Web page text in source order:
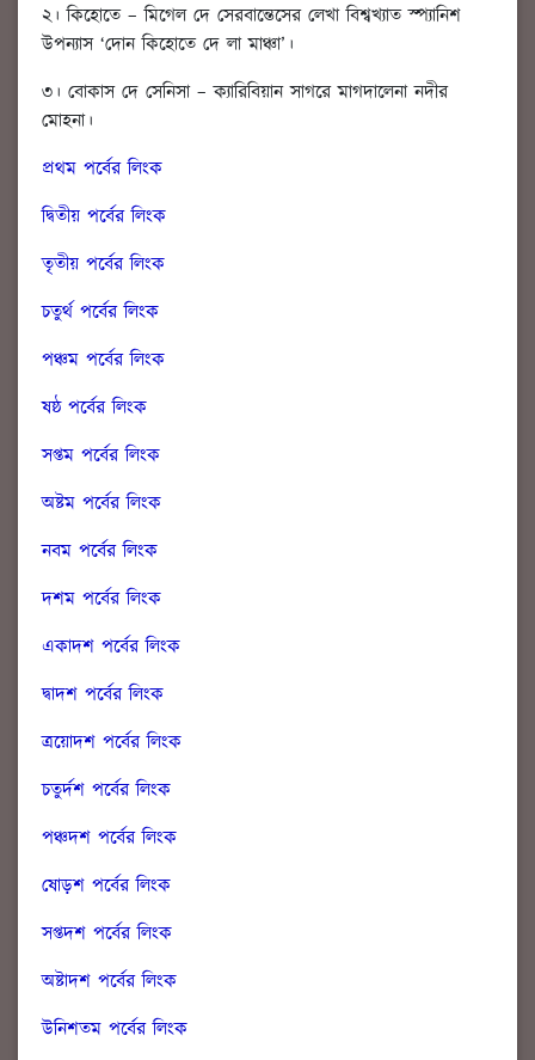
২। কিহোতে – মিগেল দে সেরবান্তেসের লেখা বিশ্বখ্যাত স্প্যানিশ
উপন্যাস ‘দোন কিহোতে দে লা মাঞ্চা’।
৩। বোকাস দে সেনিসা – ক্যারিবিয়ান সাগরে মাগদালেনা নদীর
মোহনা।
প্রথম পর্বের লিংক
দ্বিতীয় পর্বের লিংক
তৃতীয় পর্বের লিংক
চতুর্থ পর্বের লিংক
পঞ্চম পর্বের লিংক
ষষ্ঠ পর্বের লিংক
সপ্তম পর্বের লিংক
অষ্টম পর্বের লিংক
নবম পর্বের লিংক
দশম পর্বের লিংক
একাদশ পর্বের লিংক
দ্বাদশ পর্বের লিংক
ত্রয়োদশ পর্বের লিংক
চতুর্দশ পর্বের লিংক
পঞ্চদশ পর্বের লিংক
ষোড়শ পর্বের লিংক
সপ্তদশ পর্বের লিংক
অষ্টাদশ পর্বের লিংক
উনিশতম পর্বের লিংক